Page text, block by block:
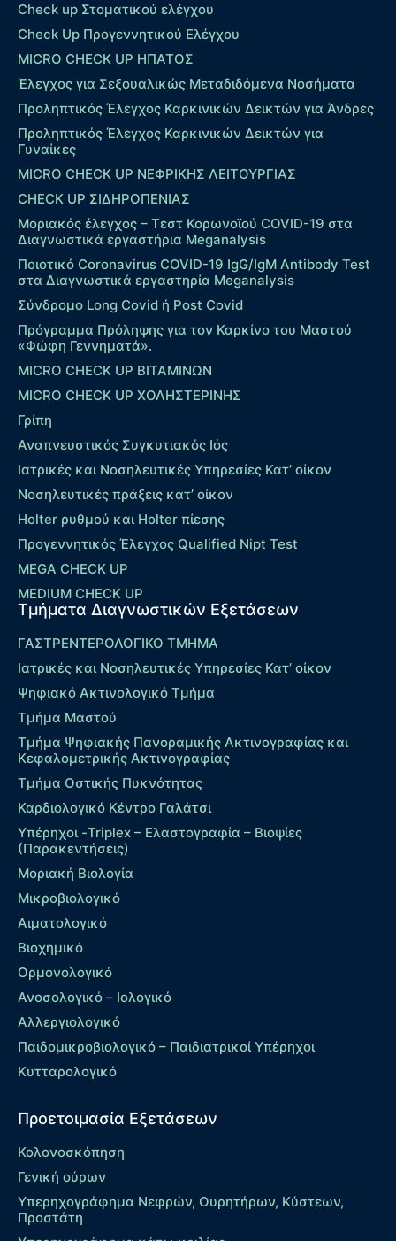
Check up Στοματικού ελέγχου
Check Up Προγεννητικού Ελέγχου
MICRO CHECK UP HΠΑΤΟΣ
Έλεγχος για Σεξουαλικώς Μεταδιδόμενα Νοσήματα
Προληπτικός Έλεγχος Καρκινικών Δεικτών για Άνδρες
Προληπτικός Έλεγχος Καρκινικών Δεικτών για
Γυναίκες
MICRO CHECK UP ΝΕΦΡΙΚΗΣ ΛΕΙΤΟΥΡΓΙΑΣ
CHECK UP ΣΙΔΗΡΟΠΕΝΙΑΣ
Μοριακός έλεγχος – Τεστ Κορωνοϊού COVID-19 στα
Διαγνωστικά εργαστήρια Meganalysis
Ποιοτικό Coronavirus COVID-19 IgG/IgM Antibody Test
στα Διαγνωστικά εργαστηρία Meganalysis
Σύνδρομο Long Covid ή Post Covid
Πρόγραμμα Πρόληψης για τον Καρκίνο του Μαστού
«Φώφη Γεννηματά».
MICRO CHECK UP ΒΙΤΑΜΙΝΩΝ
MICRO CHECK UP ΧΟΛΗΣΤΕΡΙΝΗΣ
Γρίπη
Αναπνευστικός Συγκυτιακός Ιός
Ιατρικές και Νοσηλευτικές Υπηρεσίες Κατ’ οίκον
Νοσηλευτικές πράξεις κατ’ οίκον
Holter ρυθμού και Holter πίεσης
Προγεννητικός Έλεγχος Qualified Nipt Test
MEGA CHECK UP
MEDIUM CHECK UP
Τμήματα Διαγνωστικών Εξετάσεων
ΓΑΣΤΡΕΝΤΕΡΟΛΟΓΙΚΟ ΤΜΗΜΑ
Ιατρικές και Νοσηλευτικές Υπηρεσίες Κατ’ οίκον
Ψηφιακό Ακτινολογικό Τμήμα
Τμήμα Μαστού
Τμήμα Ψηφιακής Πανοραμικής Ακτινογραφίας και
Κεφαλομετρικής Ακτινογραφίας
Τμήμα Οστικής Πυκνότητας
Καρδιολογικό Κέντρο Γαλάτσι
Υπέρηχοι -Triplex – Eλαστογραφία – Βιοψίες
(Παρακεντήσεις)
Μοριακή Βιολογία
Μικροβιολογικό
Αιματολογικό
Βιοχημικό
Ορμονολογικό
Ανοσολογικό – Ιολογικό
Αλλεργιολογικό
Παιδομικροβιολογικό – Παιδιατρικοί Υπέρηχοι
Κυτταρολογικό
Προετοιμασία Εξετάσεων
Κολονοσκόπηση
Γενική ούρων
Υπερηχογράφημα Νεφρών, Ουρητήρων, Κύστεων,
Προστάτη